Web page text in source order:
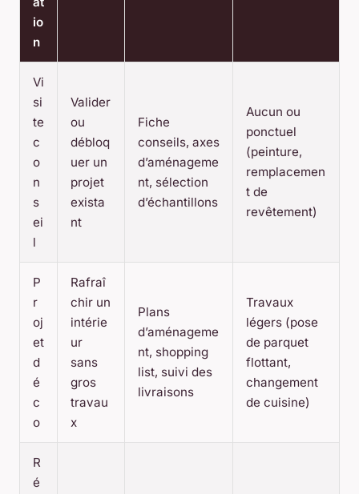
io
n
Vi
si
te
c
o
n
s
ei
l
Valider
ou
débloq
uer un
projet
exista
nt
Fiche
conseils, axes
d’aménageme
nt, sélection
d’échantillons
Aucun ou
ponctuel
(peinture,
remplacemen
t de
revêtement)
P
r
oj
et
d
é
c
o
Rafraî
chir un
intérie
ur
sans
gros
travau
x
Plans
d’aménageme
nt, shopping
list, suivi des
livraisons
Travaux
légers (pose
de parquet
flottant,
changement
de cuisine)
R
é